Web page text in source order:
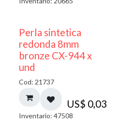
Perla sintetica
redonda 8mm
bronze CX-944 x
und
Cod: 21737
US$ 0,03
Inventario: 47508